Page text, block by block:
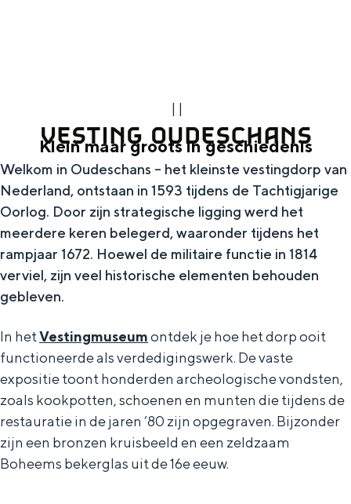
DIT IS GRONINGEN
bezienswaardigheden
In Groningen ligt het allemaal opvallend
dicht bij elkaar. De levendigheid van de
stad, de stilte van een hofje, de
weidsheid van het ommeland en de
Stad
| |
VESTING OUDESCHANS
Klein maar groots in geschiedenis
Welkom in Oudeschans – het kleinste vestingdorp van
Nederland, ontstaan in 1593 tijdens de Tachtigjarige
Oorlog. Door zijn strategische ligging werd het
meerdere keren belegerd, waaronder tijdens het
rampjaar 1672. Hoewel de militaire functie in 1814
verviel, zijn veel historische elementen behouden
gebleven.
In hetVestingmuseumontdek je hoe het dorp ooit
functioneerde als verdedigingswerk. De vaste
expositie toont honderden archeologische vondsten,
zoals kookpotten, schoenen en munten die tijdens de
restauratie in de jaren ’80 zijn opgegraven. Bijzonder
zijn een bronzen kruisbeeld en een zeldzaam
Boheems bekerglas uit de 16e eeuw.